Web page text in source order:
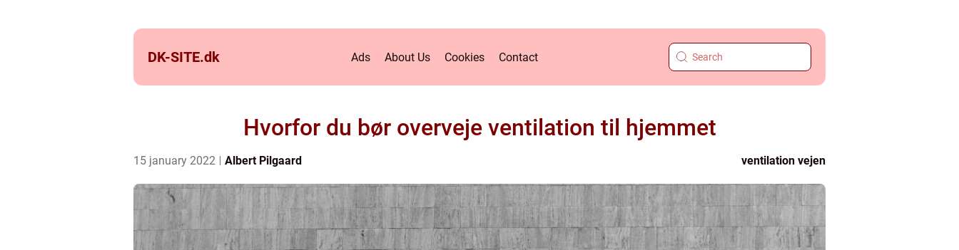
DK-SITE.dk Ads About Us Cookies Contact
Hvorfor du bør overveje ventilation til hjemmet
15 january 2022 Albert Pilgaard ventilation vejen